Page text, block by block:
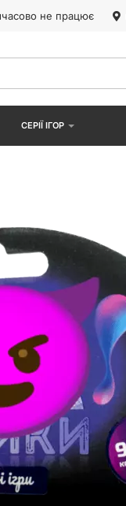
не працює
СЕРІЇ ІГОР